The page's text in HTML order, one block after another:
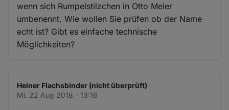
wenn sich Rumpelstilzchen in Otto Meier
umbenennt. Wie wollen Sie prüfen ob der Name
echt ist? Gibt es einfache technische
Möglichkeiten?
Heiner Flachsbinder (nicht überprüft)
Mi. 22 Aug 2018 - 13:16